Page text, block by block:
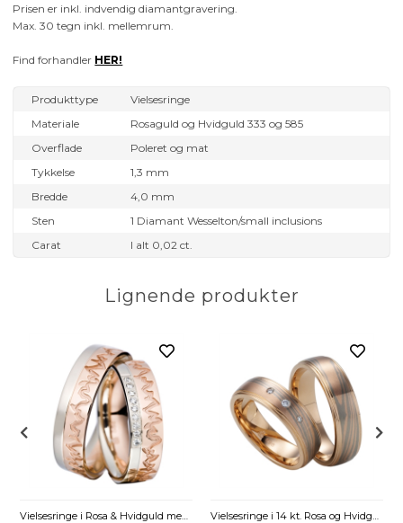
Prisen er inkl. indvendig diamantgravering.
Max. 30 tegn inkl. mellemrum.
Find forhandler HER!
Produkttype
Vielsesringe
Materiale
Rosaguld og Hvidguld 333 og 585
Overflade
Poleret og mat
Tykkelse
1,3 mm
Bredde
4,0 mm
Sten
1 Diamant Wesselton/small inclusions
Carat
I alt 0,02 ct.
Lignende produkter
Vielsesringe i Rosa & Hvidguld med Diamanter 0,09 ct. - 6 mm Vielsesringe i 14 kt. Rosa og Hvidguld med Diamanter - 0,05 ct.